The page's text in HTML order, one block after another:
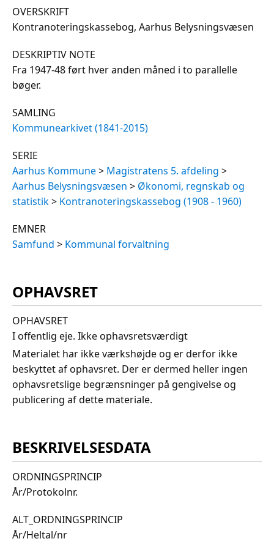
OVERSKRIFT
Kontranoteringskassebog, Aarhus Belysningsvæsen
DESKRIPTIV NOTE
Fra 1947-48 ført hver anden måned i to parallelle
bøger.
SAMLING
Kommunearkivet (1841-2015)
SERIE
Aarhus Kommune> Magistratens 5. afdeling >
Aarhus Belysningsvæsen > Økonomi, regnskab og
statistik> Kontranoteringskassebog (1908 - 1960)
EMNER
Samfund > Kommunal forvaltning
OPHAVSRET
OPHAVSRET
I offentlig eje. Ikke ophavsretsværdigt
Materialet har ikke værkshøjde og er derfor ikke
beskyttet af ophavsret. Der er dermed heller ingen
ophavsretslige begrænsninger på gengivelse og
publicering af dette materiale.
BESKRIVELSESDATA
ORDNINGSPRINCIP
År/Protokolnr.
ALT_ORDNINGSPRINCIP
År/Heltal/nr